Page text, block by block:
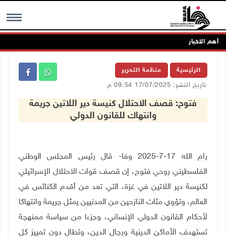
MENU أهم الاخبار
الرئيسية منظمة التحرير
تاريخ النشر: 17/07/2025 09:54 م
فتوح: قصف الاحتلال كنيسة دير اللاتين جريمة
وانتهاك للقانون الدولي
رام الله 17-7-2025 وفا- قال رئيس المجلس الوطني
الفلسطيني روحي فتوح، إن قصف قوات الاحتلال الإسرائيلي
لكنيسة دير اللاتين في غزة، التي تعد من أقدم الكنائس في
العالم، وتؤوي مئات النازحين من المدنيين يمثل جريمة وانتهاكا
لأحكام القانون الدولي الإنساني، وجزءا من سياسة ممنهجة
تستهدف الأماكن الدينية ورجال الدين، وتطال دون تمييز كل